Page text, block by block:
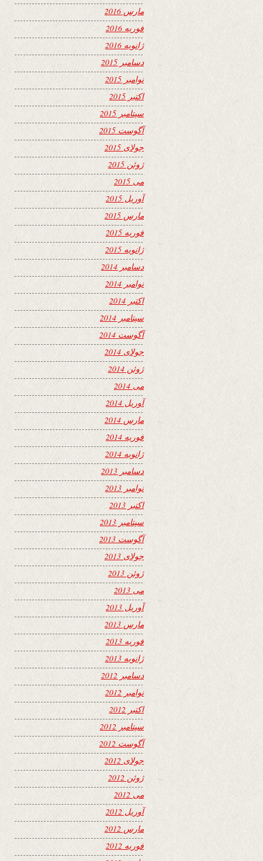
مارس 2016
فوریه 2016
ژانویه 2016
دسامبر 2015
نوامبر 2015
اکتبر 2015
سپتامبر 2015
آگوست 2015
جولای 2015
ژوئن 2015
می 2015
آوریل 2015
مارس 2015
فوریه 2015
ژانویه 2015
دسامبر 2014
نوامبر 2014
اکتبر 2014
سپتامبر 2014
آگوست 2014
جولای 2014
ژوئن 2014
می 2014
آوریل 2014
مارس 2014
فوریه 2014
ژانویه 2014
دسامبر 2013
نوامبر 2013
اکتبر 2013
سپتامبر 2013
آگوست 2013
جولای 2013
ژوئن 2013
می 2013
آوریل 2013
مارس 2013
فوریه 2013
ژانویه 2013
دسامبر 2012
نوامبر 2012
اکتبر 2012
سپتامبر 2012
آگوست 2012
جولای 2012
ژوئن 2012
می 2012
آوریل 2012
مارس 2012
فوریه 2012